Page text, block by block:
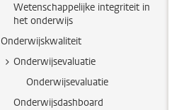
Wetenschappelijke integriteit in
het onderwijs
Onderwijskwaliteit
Onderwijsevaluatie
Onderwijsevaluatie
Onderwijsdashboard